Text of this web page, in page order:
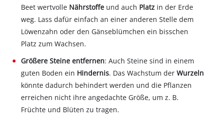
Beet wertvolle Nährstoffe und auch Platz in der Erde
weg. Lass dafür einfach an einer anderen Stelle dem
Löwenzahn oder den Gänseblümchen ein bisschen
Platz zum Wachsen.
Größere Steine entfernen: Auch Steine sind in einem
guten Boden ein Hindernis. Das Wachstum derWurzeln
könnte dadurch behindert werden und die Pflanzen
erreichen nicht ihre angedachte Größe, um z. B.
Früchte und Blüten zu tragen.